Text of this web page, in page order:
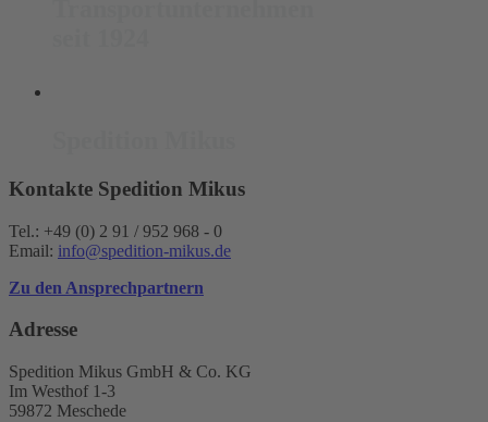
Kontakte Spedition Mikus
Tel.: +49 (0) 2 91 / 952 968 - 0
Email: info@spedition-mikus.de
Zu den Ansprechpartnern
Adresse
Spedition Mikus GmbH & Co. KG
Im Westhof 1-3
59872 Meschede